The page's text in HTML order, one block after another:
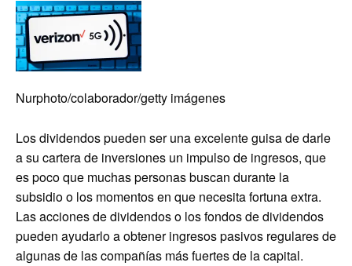
Nurphoto/colaborador/getty imágenes
Los dividendos pueden ser una excelente guisa de darle
a su cartera de inversiones un impulso de ingresos, que
es poco que muchas personas buscan durante la
subsidio o los momentos en que necesita fortuna extra.
Las acciones de dividendos o los fondos de dividendos
pueden ayudarlo a obtener ingresos pasivos regulares de
algunas de las compañías más fuertes de la capital.